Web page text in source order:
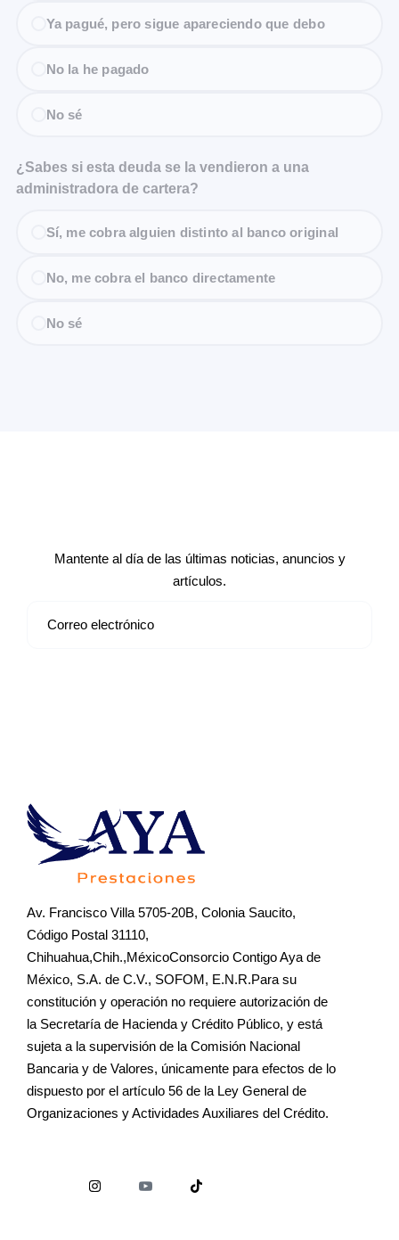
Ya pagué, pero sigue apareciendo que debo
No la he pagado
No sé
¿Sabes si esta deuda se la vendieron a una
administradora de cartera?
Sí, me cobra alguien distinto al banco original
No, me cobra el banco directamente
No sé
Mantente al día de las últimas noticias, anuncios y
artículos.
Av. Francisco Villa 5705-20B, Colonia Saucito,
Código Postal 31110,
Chihuahua,Chih.,MéxicoConsorcio Contigo Aya de
México, S.A. de C.V., SOFOM, E.N.R.Para su
constitución y operación no requiere autorización de
la Secretaría de Hacienda y Crédito Público, y está
sujeta a la supervisión de la Comisión Nacional
Bancaria y de Valores, únicamente para efectos de lo
dispuesto por el artículo 56 de la Ley General de
Organizaciones y Actividades Auxiliares del Crédito.